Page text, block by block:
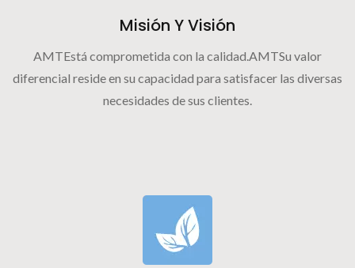
Misión Y Visión
AMTEstá comprometida con la calidad.AMTSu valor
diferencial reside en su capacidad para satisfacer las diversas
necesidades de sus clientes.